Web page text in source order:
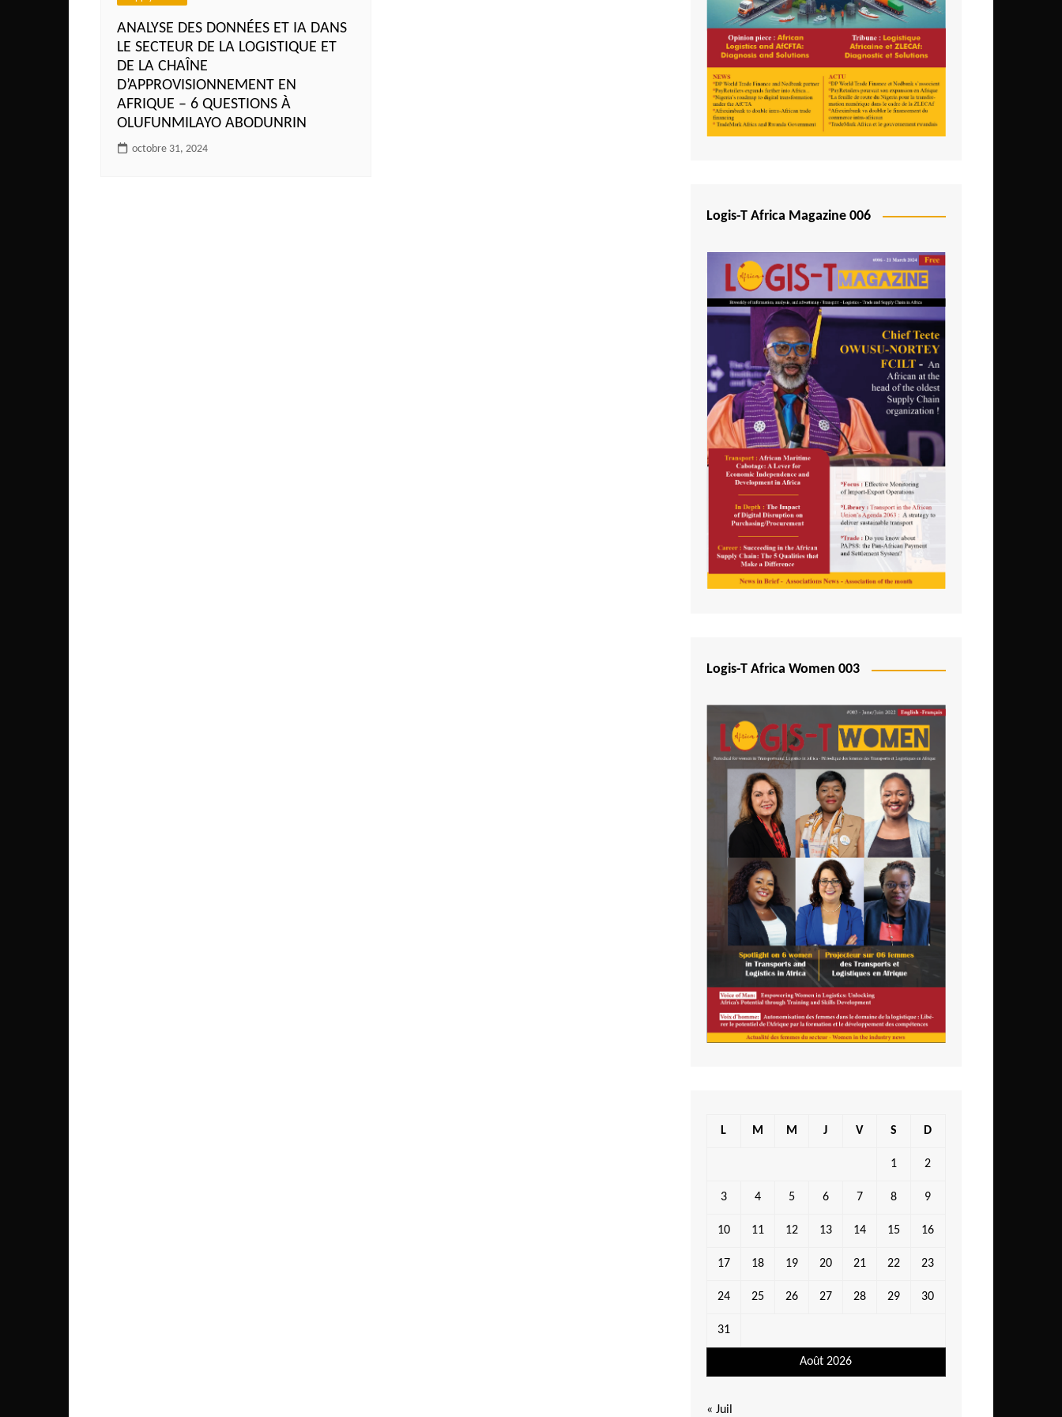
São Tomé et Príncipe
Sierra Leone
Soudan
ANALYSE DES DONNÉES ET IA DANS
LE SECTEUR DE LA LOGISTIQUE ET
DE LA CHAÎNE
D’APPROVISIONNEMENT EN
AFRIQUE – 6 QUESTIONS À
OLUFUNMILAYO ABODUNRIN
octobre 31, 2024
Logis-T Africa Magazine 006
Logis-T Africa Women 003
Août 2026
L M M J V S D
1 2
3 4 5 6 7 8 9
10 11 12 13 14 15 16
17 18 19 20 21 22 23
24 25 26 27 28 29 30
31
« Juil